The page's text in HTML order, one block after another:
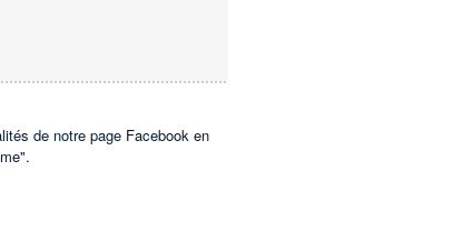
de notre page Facebook en